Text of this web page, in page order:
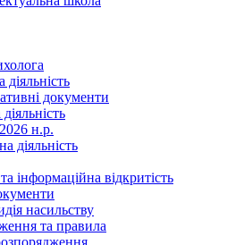
діяльність
документи
н.р.
діяльність
інформаційна відкритість
насильству
та правила